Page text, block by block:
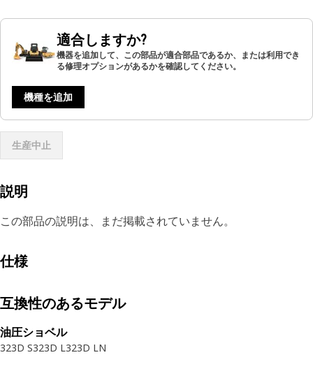
適合しますか?
機器を追加して、この部品が適合部品であるか、または利用でき
る修理オプションがあるかを確認してください。
機種を追加
生産中止
説明
この部品の説明は、まだ掲載されていません。
仕様
互換性のあるモデル
油圧ショベル
323D S323D L323D LN